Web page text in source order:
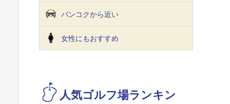
バンコクから近い
⼥性にもおすすめ
人気ゴルフ場ランキン